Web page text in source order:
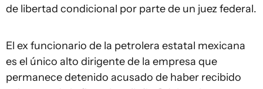
de libertad condicional por parte de un juez federal.
El ex funcionario de la petrolera estatal mexicana
es el único alto dirigente de la empresa que
permanece detenido acusado de haber recibido